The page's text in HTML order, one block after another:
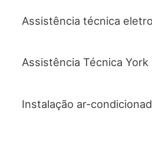
Assistência técnica
Assistência Técnica York
Instalação ar-